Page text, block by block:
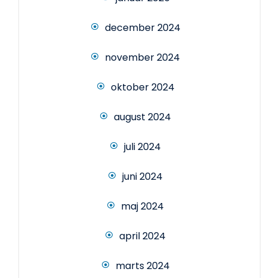
december 2024
november 2024
oktober 2024
august 2024
juli 2024
juni 2024
maj 2024
april 2024
marts 2024